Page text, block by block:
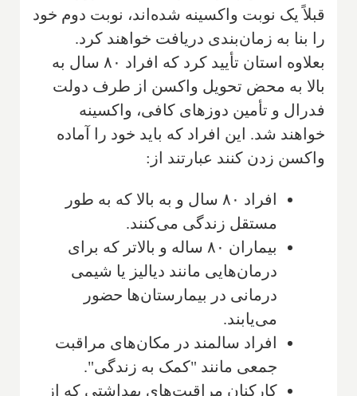
قبلاً یک نوبت واکسینه شده‌اند، نوبت دوم خود
را بنا به زمان‌بندی دریافت خواهند کرد.
بعلاوه استان تأیید کرد که افراد ۸۰ سال به
بالا به محض تحویل واکسن از طرف دولت
فدرال و تأمین دوزهای کافی، واکسینه
خواهند شد. این افراد که باید خود را آماده
واکسن زدن کنند عبارتند از:
افراد ۸۰ سال و به بالا که به طور
مستقل زندگی می‌کنند.
بیماران ۸۰ ساله و بالاتر که برای
درمان‌هایی مانند دیالیز یا شیمی
درمانی در بیمارستان‌ها حضور
می‌یابند.
افراد سالمند در مکان‌های مراقبت
جمعی مانند "کمک به زندگی".
کارکنان مراقبت‌های بهداشتی که از